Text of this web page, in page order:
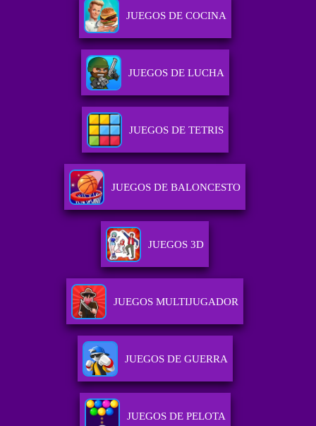
JUEGOS DE COCINA
JUEGOS DE LUCHA
JUEGOS DE TETRIS
JUEGOS DE BALONCESTO
JUEGOS 3D
JUEGOS MULTIJUGADOR
JUEGOS DE GUERRA
JUEGOS DE PELOTA